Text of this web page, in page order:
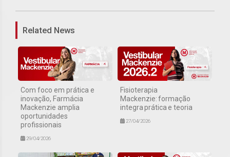
Related News
Com foco em prática e
inovação, Farmácia
Mackenzie amplia
oportunidades
profissionais
29/04/2026
Fisioterapia
Mackenzie: formação
integra prática e teoria
27/04/2026